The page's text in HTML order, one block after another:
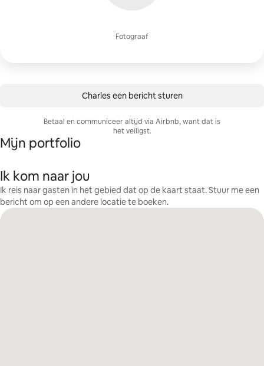
Fotograaf
Charles een bericht sturen
Betaal en communiceer altijd via Airbnb, want dat is
het veiligst.
Mijn portfolio
Ik kom naar jou
Ik reis naar gasten in het gebied dat op de kaart staat. Stuur me een
bericht om op een andere locatie te boeken.